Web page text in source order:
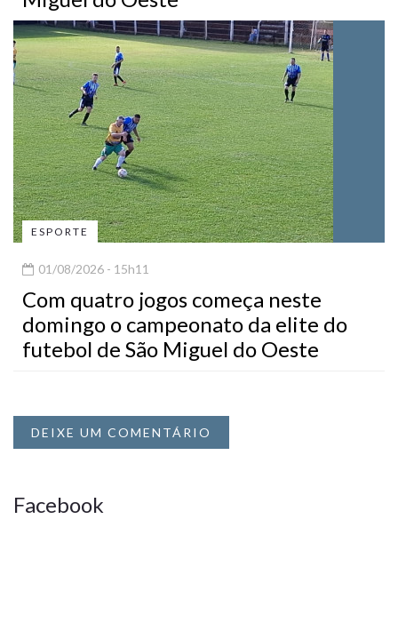
ESPORTE
01/08/2026 - 15h11
Com quatro jogos começa neste
domingo o campeonato da elite do
futebol de São Miguel do Oeste
DEIXE UM COMENTÁRIO
Facebook